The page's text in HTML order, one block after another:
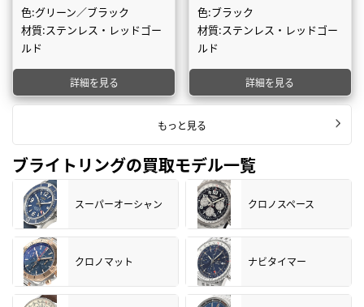
色:グリーン／ブラック
材質:ステンレス・レッドゴー
ルド
詳細を見る
色:ブラック
材質:ステンレス・レッドゴー
ルド
詳細を見る
もっと見る
ブライトリングの買取モデル一覧
スーパーオーシャン クロノスペース
クロノマット ナビタイマー